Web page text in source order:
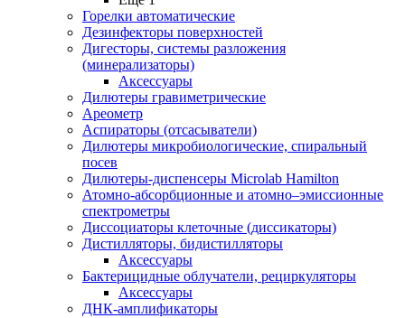
Горелки автоматические
Дезинфекторы поверхностей
Дигесторы, системы разложения
(минерализаторы)
Аксессуары
Дилютеры гравиметрические
Ареометр
Аспираторы (отсасыватели)
Дилютеры микробиологические, спиральный
посев
Дилютеры-диспенсеры Microlab Hamilton
Атомно-абсорбционные и атомно–эмиссионные
спектрометры
Диссоциаторы клеточные (диссикаторы)
Дистилляторы, бидистилляторы
Аксессуары
Бактерицидные облучатели, рециркуляторы
Аксессуары
ДНК-амплификаторы